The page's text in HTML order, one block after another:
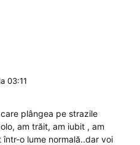
03:11
plângea pe strazile
am trăit, am iubit , am
o lume normală..dar voi